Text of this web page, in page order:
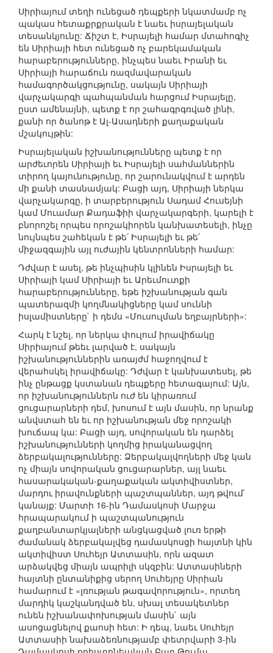
Սիրիայում տեղի ունեցած դեպքերի նկատմամբ ոչ
պակաս հետաքրքրական է նաեւ իսրայելական
տեսանկյունը: Ճիշտ է, Իսրայելի համար մտահոգիչ
են Սիրիայի հետ ունեցած ոչ բարեկամական
հարաբերությունները, ինչպես նաեւ Իրանի եւ
Սիրիայի հարաճուն ռազմավարական
համագործակցությունը, սակայն Սիրիայի
վարչակարգի պահպանման հարցում Իսրայելը,
ըստ ամենայնի, պետք է որ շահագրգռված լինի,
քանի որ ծանոթ է Ալ-Ասադների քաղաքական
մշակույթին:
Իսրայելական իշխանությունները պետք է որ
արժեւորեն Սիրիայի եւ Իսրայելի սահմաններին
տիրող կայունությունը, որ շարունակվում է արդեն
մի քանի տասնամյակ: Բացի այդ, Սիրիայի ներկա
վարչակարգը, ի տարբերություն Սադամ Հուսեյնի
կամ Մուամար Քադաֆիի վարչակարգերի, կարելի է
բնորոշել որպես որոշակիորեն կանխատեսելի, ինչը
նույնպես շահեկան է թե՛ Իսրայելի եւ թե՛
միջազգային այլ ուժային կենտրոնների համար:
Դժվար է ասել, թե ինչպիսին կլինեն Իսրայելի եւ
Սիրիայի կամ Սիրիայի եւ Արեւմուտքի
հարաբերությունները, եթե իշխանության գան
պատերազմի կողմնակիցները կամ սուննի
իսլամիստները` ի դեմս «Մուսուլման եղբայրների»:
Հարկ է նշել, որ ներկա փուլում իրավիճակը
Սիրիայում թեեւ լարված է, սակայն
իշխանություններին առայժմ հաջողվում է
վերահսկել իրավիճակը: Դժվար է կանխատեսել, թե
ինչ ընթացք կստանան դեպքերը հետագայում: Այն,
որ իշխանություններն ուժ են կիրառում
ցուցարարների դեմ, խոսում է այն մասին, որ նրանք
անվստահ են եւ որ իշխանության մեջ որոշակի
խուճապ կա: Բացի այդ, սովորական են դարձել
իշխանությունների կողմից իրականացվող
ձերբակալությունները: Ձերբակալվողների մեջ կան
ոչ միայն սովորական ցուցարարներ, այլ նաեւ
հասարակական-քաղաքական ակտիվիստներ,
մարդու իրավունքների պաշտպաններ, այդ թվում`
կանայք: Մարտի 16-ին Դամասկոսի Մարջա
հրապարակում ի պաշտպանություն
քաղբանտարկյալների անցկացված լուռ երթի
ժամանակ ձերբակալվեց դամասկոսցի հայտնի կին
ակտիվիստ Սուհեյր Ատտասին, որն ազատ
արձակվեց միայն ապրիլի սկզբին: Ատտասիների
հայտնի ընտանիքից սերող Սուհեյրը Սիրիան
համարում է «լռության թագավորություն», որտեղ
մարդիկ կաշկանդված են, սխալ տեսակետներ
ունեն իշխանափոխության մասին` այն
ասոցացնելով քաոսի հետ: Ի դեպ, նաեւ Սուհեյր
Ատտասիի նախաձեռնությամբ փետրվարի 3-ին